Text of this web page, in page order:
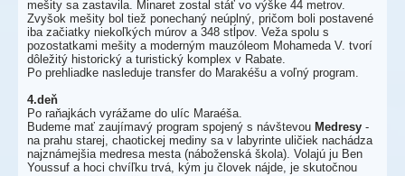
mešity sa zastavila. Minaret zostal stáť vo výške 44 metrov.
Zvyšok mešity bol tiež ponechaný neúplný, pričom boli postavené
iba začiatky niekoľkých múrov a 348 stĺpov. Veža spolu s
pozostatkami mešity a moderným mauzóleom Mohameda V. tvorí
dôležitý historický a turistický komplex v Rabate.
Po prehliadke nasleduje transfer do Marakéšu a voľný program.
4.deň
Po raňajkách vyrážame do ulíc Maraéša.
Budeme mať zaujímavý program spojený s návštevou Medresy -
na prahu starej, chaotickej mediny sa v labyrinte uličiek nachádza
najznámejšia medresa mesta (náboženská škola). Volajú ju Ben
Youssuf a hoci chvíľku trvá, kým ju človek nájde, je skutočnou